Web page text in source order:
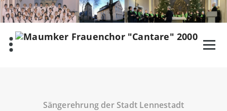
Zum
Inhalt
springen
Sängerehrung der Stadt Lennestadt